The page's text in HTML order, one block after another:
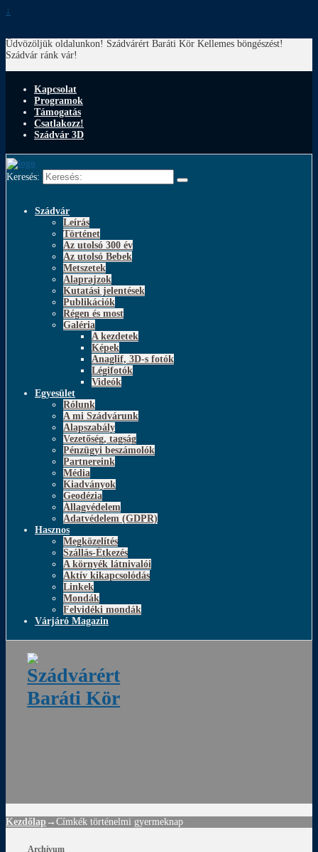
↓
Üdvözöljük oldalunkon! Szádvárért Baráti Kör Kellemes böngészést!
Szádvár ránk vár!
Kapcsolat
Programok
Támogatás
Csatlakozz!
Szádvár 3D
Keresés:
Szádvár
Leírás
Történet
Az utolsó 300 év
Az utolsó Bebek
Metszetek
Alaprajzok
Kutatási jelentések
Publikációk
Régen és most
Galéria
A kezdetek
Képek
Anaglif, 3D-s fotók
Légifotók
Videók
Egyesület
Rólunk
A mi Szádvárunk
Alapszabály
Vezetőség, tagság
Pénzügyi beszámolók
Partnereink
Média
Kiadványok
Geodézia
Állagvédelem
Adatvédelem (GDPR)
Hasznos
Megközelítés
Szállás-Étkezés
A környék látnivalói
Aktív kikapcsolódás
Linkek
Mondák
Felvidéki mondák
Várjáró Magazin
Kezdőlap →Címkék történelmi gyermeknap
Archívum